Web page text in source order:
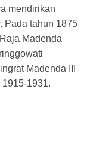
mendirikan
Pada tahun 1875
Madenda
Madenda III
1931.